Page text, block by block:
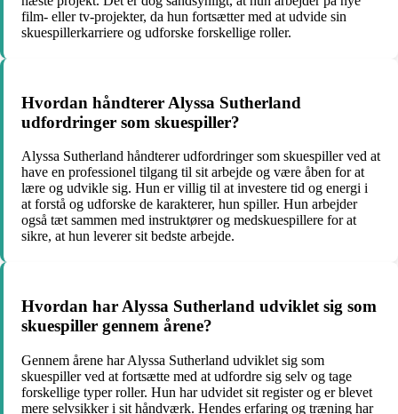
film- eller tv-projekter, da hun fortsætter med at udvide sin
skuespillerkarriere og udforske forskellige roller.
Hvordan håndterer Alyssa Sutherland
udfordringer som skuespiller?
Alyssa Sutherland håndterer udfordringer som skuespiller ved at
have en professionel tilgang til sit arbejde og være åben for at
lære og udvikle sig. Hun er villig til at investere tid og energi i
at forstå og udforske de karakterer, hun spiller. Hun arbejder
også tæt sammen med instruktører og medskuespillere for at
sikre, at hun leverer sit bedste arbejde.
Hvordan har Alyssa Sutherland udviklet sig som
skuespiller gennem årene?
Gennem årene har Alyssa Sutherland udviklet sig som
skuespiller ved at fortsætte med at udfordre sig selv og tage
forskellige typer roller. Hun har udvidet sit register og er blevet
mere selvsikker i sit håndværk. Hendes erfaring og træning har